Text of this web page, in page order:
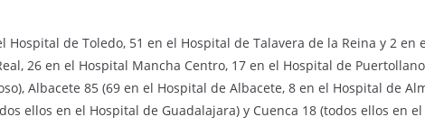
de Toledo, 51 en el Hospital de Talavera de la Reina y 2 en
26 en el Hospital Mancha Centro, 17 en el Hospital de
Albacete 85 (69 en el Hospital de Albacete, 8 en el Hospital de
ellos en el Hospital de Guadalajara) y Cuenca 18 (todos ellos en